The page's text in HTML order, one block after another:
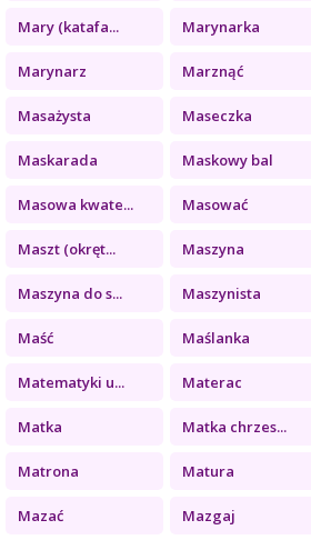
Mary (katafa... Marynarka
Marynarz Marznąć
Masażysta Maseczka
Maskarada Maskowy bal
Masowa kwate... Masować
Maszt (okręt... Maszyna
Maszyna do s... Maszynista
Maść Maślanka
Matematyki u... Materac
Matka Matka chrzes...
Matrona Matura
Mazać Mazgaj